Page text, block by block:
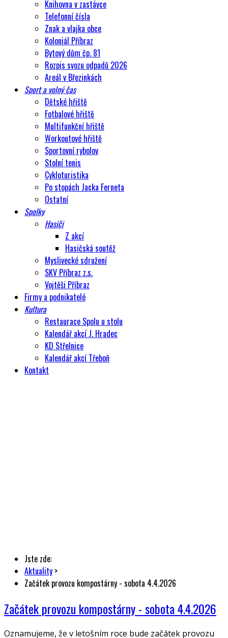
Knihovna v zastávce
Telefonní čísla
Znak a vlajka obce
Koloniál Příbraz
Bytový dům čp. 81
Rozpis svozu odpadů 2026
Areál v Březinkách
Sport a volný čas
Dětské hřiště
Fotbalové hřiště
Multifunkční hřiště
Workoutové hřiště
Sportovní rybolov
Stolní tenis
Cykloturistika
Po stopách Jacka Ferneta
Ostatní
Spolky
Hasiči
Z akcí
Hasičská soutěž
Myslivecké sdružení
SKV Příbraz z.s.
Vojtěši Příbraz
Firmy a podnikatelé
Kultura
Restaurace Spolu u stolu
Kalendář akcí J. Hradec
KD Střelnice
Kalendář akcí Třeboň
Kontakt
Jste zde:
Aktuality >
Začátek provozu kompostárny - sobota 4.4.2026
Začátek provozu kompostárny - sobota 4.4.2026
Oznamujeme, že v letošním roce bude začátek provozu